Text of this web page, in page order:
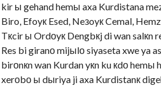
kir ы gehand hemы axa Kurdistana
Biro, Efoyк Esed, Neзoyк Cemal,
Tкcir ы Ordоyк Dengbкj di wan salкn
Res bi giranо mijыlо siyaseta xwe ya
birоnкn wan Kurdan yкn ku кdо hemы
xerоbо ы dыriya ji axa Kurdistanк